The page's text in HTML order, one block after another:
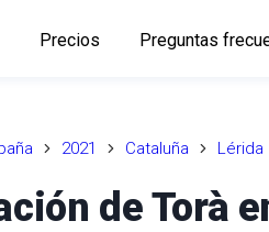
Precios Preguntas
2021 Cataluña Lérida
de Torà